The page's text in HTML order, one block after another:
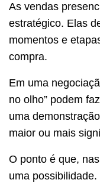
As vendas
estratégico. Elas
momentos e
compra.
Em uma
no olho” podem
uma
maior ou mais
O ponto é que,
uma possibilidade.